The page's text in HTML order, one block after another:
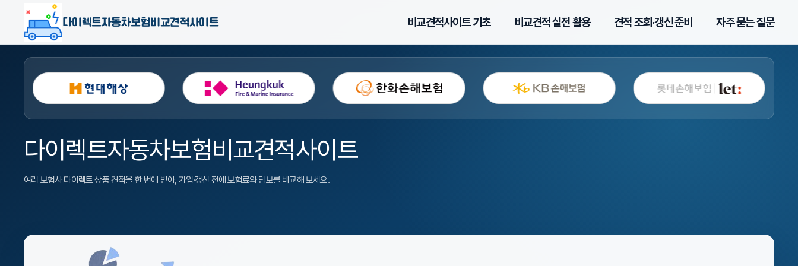
다이렉트자동차보험비교견적사이트 비교견적사이트 기초 비교견적 실전 활용 견적 조회·갱신 준비 자주 묻는 질문
다이렉트자동차보험비교견적사이트
여러 보험사 다이렉트 상품 견적을 한 번에 받아, 가입·갱신 전에 보험료와 담보를 비교해 보세요.